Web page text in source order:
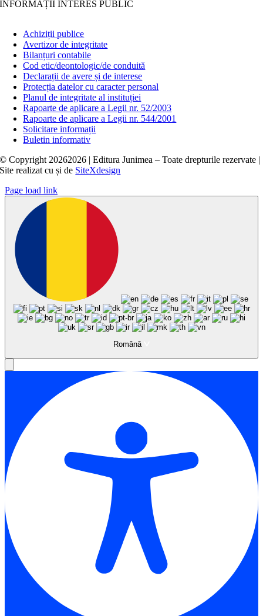
INFORMAȚII INTERES PUBLIC
Achiziții publice
Avertizor de integritate
Bilanțuri contabile
Cod etic/deontologic/de conduită
Declarații de avere și de interese
Protecția datelor cu caracter personal
Planul de integritate al instituției
Rapoarte de aplicare a Legii nr. 52/2003
Rapoarte de aplicare a Legii nr. 544/2001
Solicitare informații
Buletin informativ
© Copyright 20262026 | Editura Junimea – Toate drepturile rezervate |
Site realizat cușide SiteXdesign
Page load link
Română